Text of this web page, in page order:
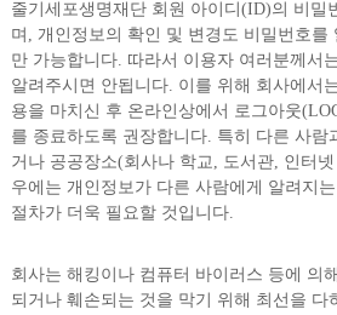
줄기세포생명재단 회원 아이디(ID)의 비밀
며, 개인정보의 확인 및 변경도 비밀번호를
만 가능합니다. 따라서 이용자 여러분께서
알려주시면 안됩니다. 이를 위해 회사에서
용을 마치신 후 온라인상에서 로그아웃
를 종료하도록 권장합니다. 특히 다른 사람
거나 공공장소(회사나 학교, 도서관, 인터
우에는 개인정보가 다른 사람에게 알려지
절차가 더욱 필요할 것입니다.
회사는 해킹이나 컴퓨터 바이러스 등에 의
되거나 훼손되는 것을 막기 위해 최선을 다